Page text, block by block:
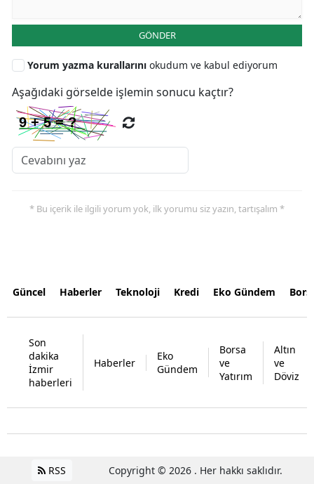
GÖNDER
Yorum yazma kurallarını okudum ve kabul ediyorum
Aşağıdaki görselde işlemin sonucu kaçtır?
* Bu içerik ile ilgili yorum yok, ilk yorumu siz yazın, tartışalım *
Güncel Haberler Teknoloji Kredi Eko Gündem
Son
dakika
İzmir
haberleri
Haberler
Eko
Gündem
Borsa
ve
Yatırım
Altın
ve
Döviz
RSS Copyright © 2026 . Her hakkı saklıdır.